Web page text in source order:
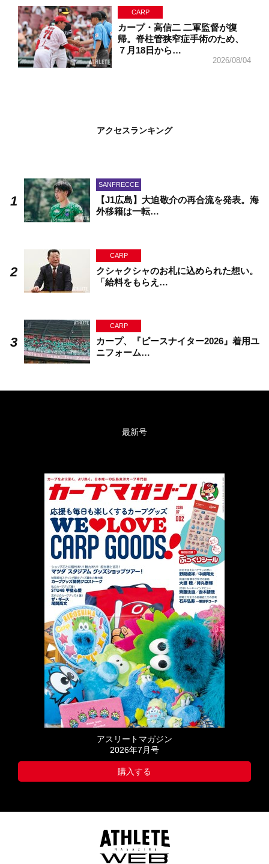
CARP
カープ・高信二 二軍監督が復
帰。脊柱管狭窄症手術のため、
７月18日から…
2026/08/04
アクセスランキング
SANFRECCE
【J1広島】大迫敬介の再合流を発表。海
外移籍は一転…
CARP
クシャクシャのお札に込められた想い。
「給料をもらえ…
CARP
カープ、『ピースナイター2026』着用ユ
ニフォーム…
最新号
アスリートマガジン
2026年7月号
購入する